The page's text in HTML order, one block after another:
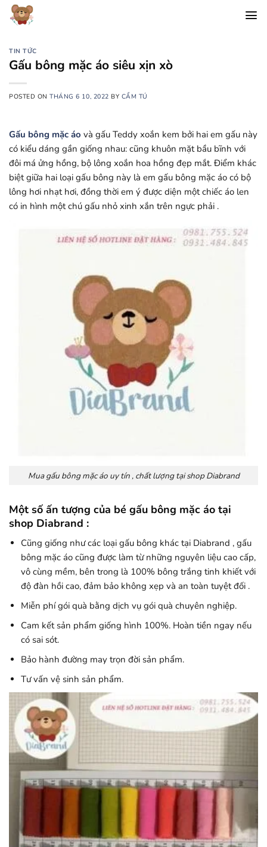
Chuyển
đến
dungTIN TỨC
Gấu bông mặc áo siêu xịn xò
POSTED ONTHÁNG 6 10, 2022 BY CẨM TÚ
Gấu bông mặc áo và gấu Teddy xoắn kem bởi hai em gấu này
có kiểu dáng gần giống nhau: cũng khuôn mặt bầu bĩnh với
đôi má ửng hồng, bộ lông xoắn hoa hồng đẹp mắt. Điểm khác
biệt giữa hai loại gấu bông này là em gấu bông mặc áo có bộ
lông hơi nhạt hơi, đồng thời em ý được diện một chiếc áo len
có in hình một chú gấu nhỏ xinh xắn trên ngực phải .
Mua gấu bông mặc áo uy tín , chất lượng tại shop Diabrand
Một số ấn tượng của bé gấu bông mặc áo tại
shop Diabrand :
Cũng giống như các loại gấu bông khác tại Diabrand , gấu
bông mặc áo cũng được làm từ những nguyên liệu cao cấp,
vô cùng mềm, bên trong là 100% bông trắng tinh khiết với
độ đàn hồi cao, đảm bảo không xẹp và an toàn tuyệt đối .
Miễn phí gói quà bằng dịch vụ gói quà chuyên nghiệp.
Cam kết sản phẩm giống hình 100%. Hoàn tiền ngay nếu
có sai sót.
Bảo hành đường may trọn đời sản phẩm.
Tư vấn vệ sinh sản phẩm.